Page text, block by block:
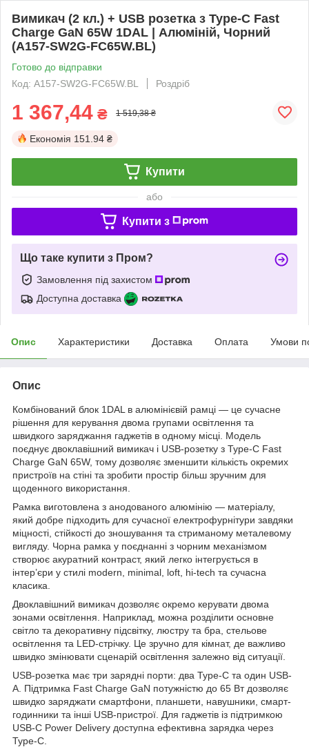
Вимикач (2 кл.) + USB розетка з Type-C Fast
Charge GaN 65W 1DAL | Алюміній, Чорний
(A157-SW2G-FC65W.BL)
Готово до відправки
Код: A157-SW2G-FC65W.BL
Роздріб
1 367,44 ₴ 1 519,38 ₴
Економія 151.94 ₴
Купити
або
Купити з
Що таке купити з Пром?
Замовлення під захистом
Доступна доставка
Опис Характеристики Доставка Оплата Умови
Опис
Комбінований блок 1DAL в алюмінієвій рамці — це сучасне
рішення для керування двома групами освітлення та
швидкого заряджання гаджетів в одному місці. Модель
поєднує двоклавішний вимикач і USB-розетку з Type-C Fast
Charge GaN 65W, тому дозволяє зменшити кількість окремих
пристроїв на стіні та зробити простір більш зручним для
щоденного використання.
Рамка виготовлена з анодованого алюмінію — матеріалу,
який добре підходить для сучасної електрофурнітури завдяки
міцності, стійкості до зношування та стриманому металевому
вигляду. Чорна рамка у поєднанні з чорним механізмом
створює акуратний контраст, який легко інтегрується в
інтер’єри у стилі modern, minimal, loft, hi-tech та сучасна
класика.
Двоклавішний вимикач дозволяє окремо керувати двома
зонами освітлення. Наприклад, можна розділити основне
світло та декоративну підсвітку, люстру та бра, стельове
освітлення та LED-стрічку. Це зручно для кімнат, де важливо
швидко змінювати сценарій освітлення залежно від ситуації.
USB-розетка має три зарядні порти: два Type-C та один USB-
A. Підтримка Fast Charge GaN потужністю до 65 Вт дозволяє
швидко заряджати смартфони, планшети, навушники, смарт-
годинники та інші USB-пристрої. Для гаджетів із підтримкою
USB-C Power Delivery доступна ефективна зарядка через
Type-C.